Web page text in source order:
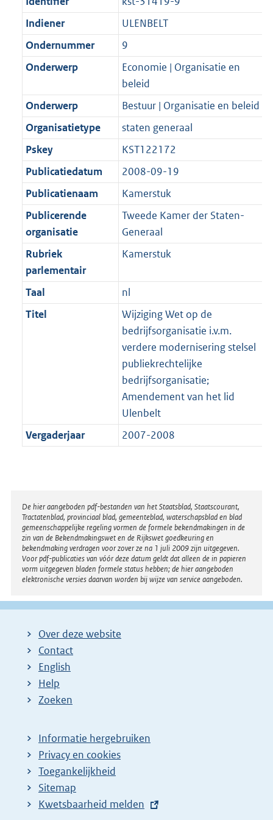
b
Indiener
ULENBELT
Ondernummer
9
Onderwerp
Economie | Organisatie en
beleid
Onderwerp
Bestuur | Organisatie en beleid
Organisatietype
staten generaal
Pskey
KST122172
Publicatiedatum
2008-09-19
Publicatienaam
Kamerstuk
Publicerende
organisatie
Tweede Kamer der Staten-
Generaal
Rubriek
parlementair
Kamerstuk
Taal
nl
Titel
Wijziging Wet op de
bedrijfsorganisatie i.v.m.
verdere modernisering stelsel
publiekrechtelijke
bedrijfsorganisatie;
Amendement van het lid
Ulenbelt
Vergaderjaar
2007-2008
Disclaimer
De hier aangeboden pdf-bestanden van het Staatsblad, Staatscourant,
Tractatenblad, provinciaal blad, gemeenteblad, waterschapsblad en blad
gemeenschappelijke regeling vormen de formele bekendmakingen in de
zin van de Bekendmakingswet en de Rijkswet goedkeuring en
bekendmaking verdragen voor zover ze na 1 juli 2009 zijn uitgegeven.
Voor pdf-publicaties van vóór deze datum geldt dat alleen de in papieren
vorm uitgegeven bladen formele status hebben; de hier aangeboden
elektronische versies daarvan worden bij wijze van service aangeboden.
Over deze website
Contact
English
Help
Zoeken
Informatie hergebruiken
Privacy en cookies
Toegankelijkheid
Sitemap
E
Kwetsbaarheid melden